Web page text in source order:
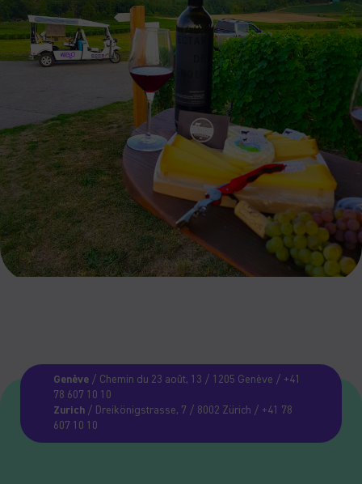
Genève/ Chemin du 23 août, 13 / 1205 Genève / +41
78 607 10 10
Zurich/ Dreikönigstrasse, 7 / 8002 Zürich / +41 78
607 10 10